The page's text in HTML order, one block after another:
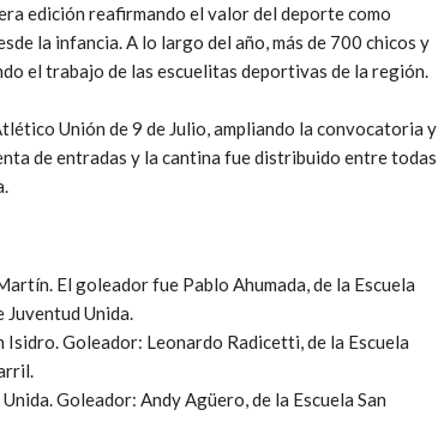
edición reafirmando el valor del deporte como
la infancia. A lo largo del año, más de 700 chicos y
el trabajo de las escuelitas deportivas de la región.
Unión de 9 de Julio, ampliando la convocatoria y
de entradas y la cantina fue distribuido entre todas
El goleador fue Pablo Ahumada, de la Escuela
Juventud Unida.
Goleador: Leonardo Radicetti, de la Escuela
Goleador: Andy Agüero, de la Escuela San